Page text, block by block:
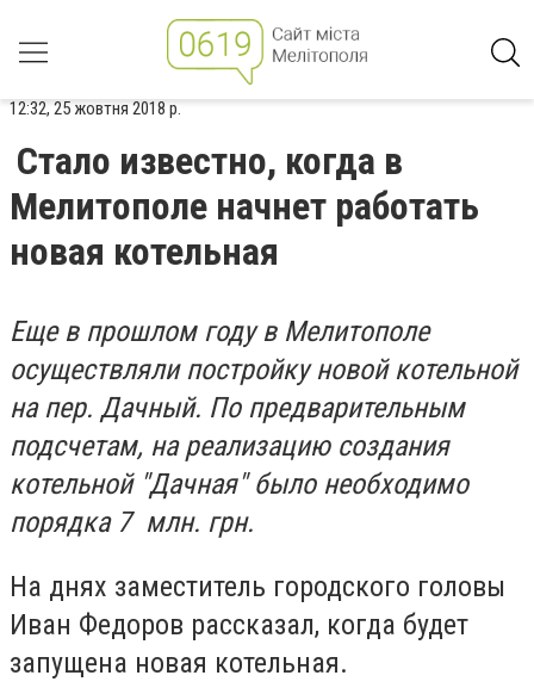
12:32, 25 жовтня 2018 р.
Стало известно, когда в
Мелитополе начнет работать
новая котельная
Еще в прошлом году в Мелитополе
осуществляли постройку новой котельной
на пер. Дачный. По предварительным
подсчетам, на реализацию создания
котельной "Дачная" было необходимо
порядка 7 млн. грн.
На днях заместитель городского головы
Иван Федоров рассказал, когда будет
запущена новая котельная.